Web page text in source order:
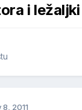
i ležaljki
2011